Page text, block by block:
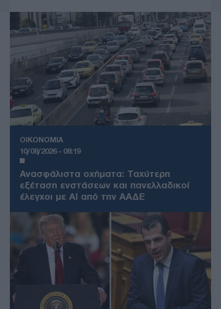
ΟΙΚΟΝΟΜΙΑ
10/08/2026 - 08:19
Ανασφάλιστα οχήματα: Ταχύτερη
εξέταση ενστάσεων και πανελλαδικοί
έλεγχοι με AI από την ΑΑΔΕ